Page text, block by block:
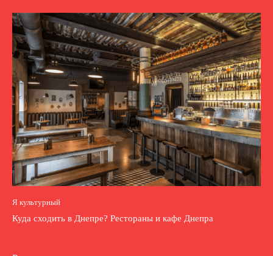
Я культурный
Куда сходить в Днепре? Рестораны и кафе Днепра